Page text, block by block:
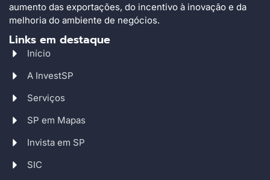
aumento das exportações, do incentivo à inovação e da
melhoria do ambiente de negócios.
Links em destaque
Início
A InvestSP
Serviços
SP em Mapas
Invista em SP
SIC